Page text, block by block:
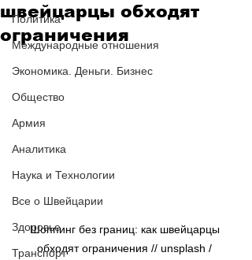
Политика
Международные отношения
Экономика. Деньги. Бизнес
Общество
Армия
Аналитика
Наука и Технологии
Все о Швейцарии
Здоровье
Транспорт
швейцарцы обходят
ограничения
Шоппинг без границ: как швейцарцы
обходят ограничения // unsplash /